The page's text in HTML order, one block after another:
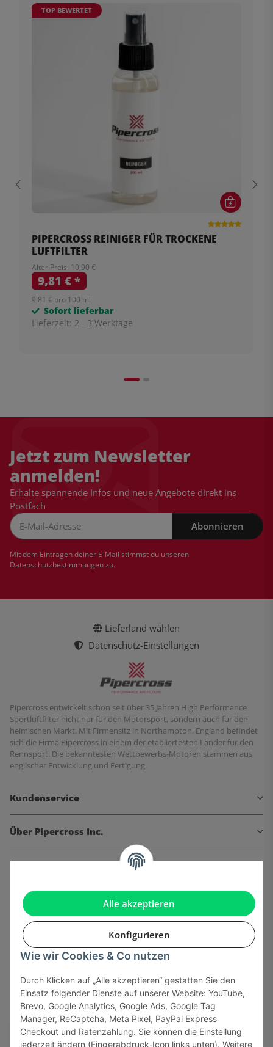
Alle akzeptieren
Konfigurieren
Wie wir Cookies & Co nutzen
Durch Klicken auf „Alle akzeptieren“ gestatten Sie den
Einsatz folgender Dienste auf unserer Website: YouTube,
Brevo, Google Analytics, Google Ads, Google Tag
Manager, ReCaptcha, Meta Pixel, PayPal Express
Checkout und Ratenzahlung. Sie können die Einstellung
jederzeit ändern (Fingerabdruck-Icon links unten). Weitere
TOP BEWERTET
PIPERCROSS REINIGER FÜR TROCKENE
LUFTFILTER
Alter Preis: 10,90 €
9,81 €*
9,81 € pro 100 ml
Sofort lieferbar
Lieferzeit: 2 - 3 Werktage
Jetzt zum Newsletter
anmelden!
Erhalte spannende Infos und neue Angebote direkt ins
Postfach
Abonnieren
Mit dem Eintragen deiner E-Mail stimmst du unseren
Datenschutzbestimmungenzu.
Lieferland wählen
Datenschutz-Einstellungen
Pipercross entwickelt schon seit über 35 Jahren High Performance
Sportluftfilter nicht nur für den Motorsport, sondern auch für den
heimischen Markt. Mit Firmensitz in Northampton, England befindet
sich die Firma Pipercross in einem der etabliertesten Länder für den
Rennsport. Die bekanntesten Wettbewerbs-Motoren stammen aus
englischer Entwicklung und Fertigung.
Kundenservice
Über Pipercross Inc.
Informationen
Gesetzliche Informationen
Sicher bezahlen via: